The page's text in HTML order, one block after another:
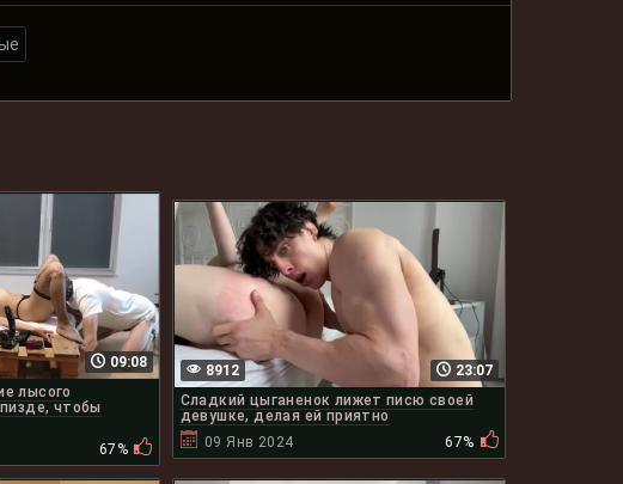
09:08
лысого
чтобы
67%
23:07
8912
Сладкий цыганенок лижет писю своей
девушке, делая ей приятно
09 Янв 2024
67%